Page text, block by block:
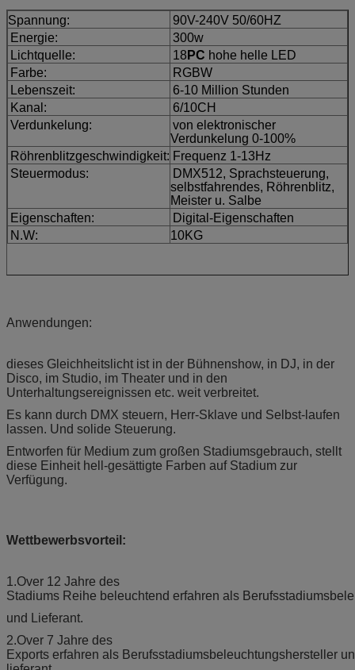
Spannung:
90V-240V 50/60HZ
Energie:
300w
Lichtquelle:
18 PC hohe helle LED
Farbe:
RGBW
Lebenszeit:
6-10 Million Stunden
Kanal:
6/10CH
Verdunkelung:
von elektronischer
Verdunkelung 0-100%
Röhrenblitzgeschwindigkeit: Frequenz 1-13Hz
Steuermodus:
DMX512, Sprachsteuerung,
selbstfahrendes, Röhrenblitz,
Meister u. Salbe
Eigenschaften:
Digital-Eigenschaften
N.W:
10KG
Anwendungen:
dieses Gleichheitslicht ist in der Bühnenshow, in DJ, in der
Disco, im Studio, im Theater und in den
Unterhaltungsereignissen etc. weit verbreitet.
Es kann durch DMX steuern, Herr-Sklave und Selbst-laufen
lassen. Und solide Steuerung.
Entworfen für Medium zum großen Stadiumsgebrauch, stellt
diese Einheit hell-gesättigte Farben auf Stadium zur
Verfügung.
Wettbewerbsvorteil:
1.Over 12 Jahre des
Stadiums Reihe beleuchtend erfahren als
und Lieferant.
2.Over 7 Jahre des
Exports erfahren als Berufsstadiumsbeleuchtungshersteller